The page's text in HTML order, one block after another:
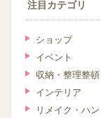
注目カテゴリ
ショップ
イベント
収納・整理整頓
インテリア
リメイク・ハ